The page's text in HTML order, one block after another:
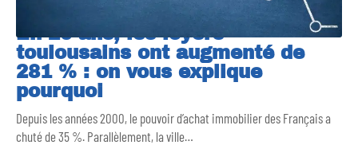
En 20 ans, les loyers
toulousains ont augmenté de
281 % : on vous explique
pourquoi
Depuis les années 2000, le pouvoir d’achat immobilier des Français a
chuté de 35 %. Parallèlement, la ville…